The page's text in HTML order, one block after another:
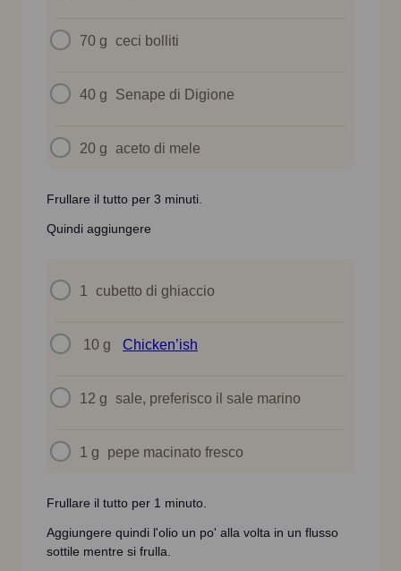
70 g ceci bolliti
40 g Senape di Digione
20 g aceto di mele
Frullare il tutto per 3 minuti.
Quindi aggiungere
1 cubetto di ghiaccio
10 g Chicken’ish
12 g sale, preferisco il sale marino
1 g pepe macinato fresco
Frullare il tutto per 1 minuto.
Aggiungere quindi l'olio un po' alla volta in un flusso
sottile mentre si frulla.